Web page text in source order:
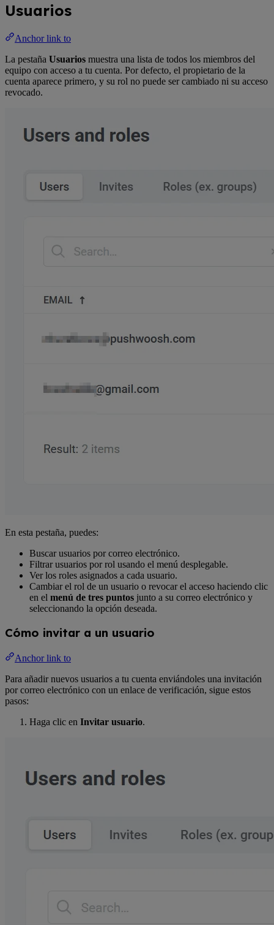
Usuarios
Anchor link to
La pestaña Usuarios muestra una lista de todos los miembros del
equipo con acceso a tu cuenta. Por defecto, el propietario de la
cuenta aparece primero, y su rol no puede ser cambiado ni su acceso
revocado.
En esta pestaña, puedes:
Buscar usuarios por correo electrónico.
Filtrar usuarios por rol usando el menú desplegable.
Ver los roles asignados a cada usuario.
Cambiar el rol de un usuario o revocar el acceso haciendo clic
en el menú de tres puntos junto a su correo electrónico y
seleccionando la opción deseada.
Cómo invitar a un usuario
Anchor link to
Para añadir nuevos usuarios a tu cuenta enviándoles una invitación
por correo electrónico con un enlace de verificación, sigue estos
pasos:
Haga clic en Invitar usuario.